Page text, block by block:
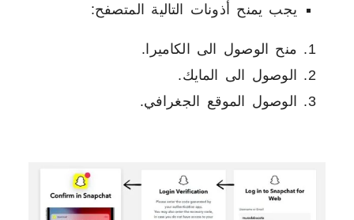
يجب يمنح أذونات التالية المتصفح:
منح الوصول الى الكاميرا.
الوصول الى المايك.
الوصول الموقع الجغرافي.